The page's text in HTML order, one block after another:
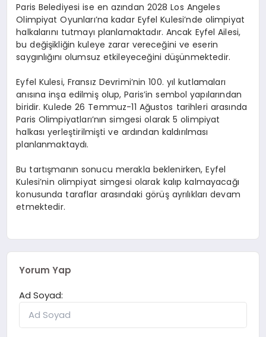
Paris Belediyesi ise en azından 2028 Los Angeles
Olimpiyat Oyunları’na kadar Eyfel Kulesi’nde olimpiyat
halkalarını tutmayı planlamaktadır. Ancak Eyfel Ailesi,
bu değişikliğin kuleye zarar vereceğini ve eserin
saygınlığını olumsuz etkileyeceğini düşünmektedir.
Eyfel Kulesi, Fransız Devrimi’nin 100. yıl kutlamaları
anısına inşa edilmiş olup, Paris’in sembol yapılarından
biridir. Kulede 26 Temmuz-11 Ağustos tarihleri arasında
Paris Olimpiyatları’nın simgesi olarak 5 olimpiyat
halkası yerleştirilmişti ve ardından kaldırılması
planlanmaktaydı.
Bu tartışmanın sonucu merakla beklenirken, Eyfel
Kulesi’nin olimpiyat simgesi olarak kalıp kalmayacağı
konusunda taraflar arasındaki görüş ayrılıkları devam
etmektedir.
Yorum Yap
Ad Soyad: